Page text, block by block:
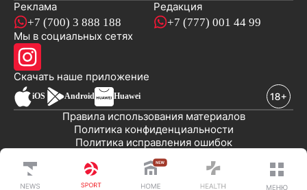
Реклама
+7 (700) 3 888 188
Редакция
+7 (777) 001 44 99
Мы в социальных сетях
Скачать наше приложениеновостей
iOS Android Huawei
Публичная оферта
Политика исправления ошибок
Политика конфиденциальности
Правила использования материалов
© 2008-2026 ТОО «EML»